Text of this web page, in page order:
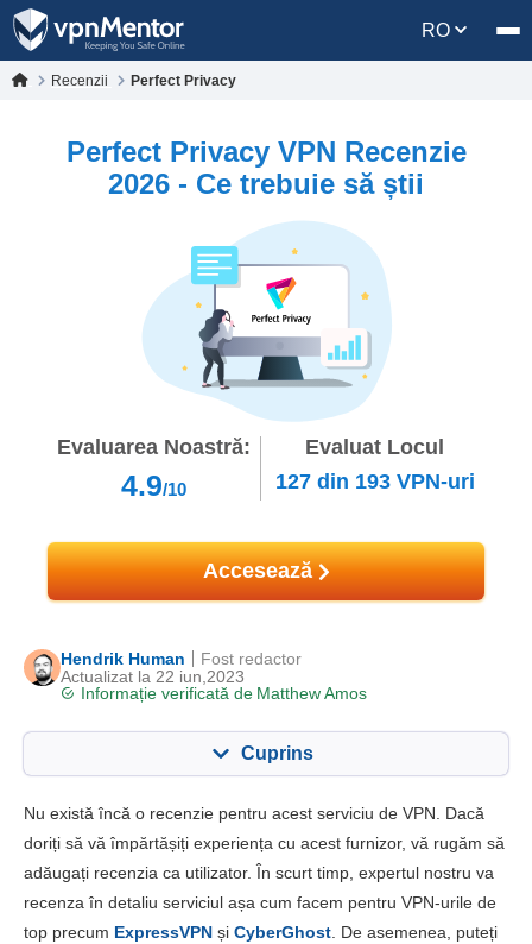
RO
Recenzii Perfect Privacy
Perfect Privacy VPN Recenzie
2026 - Ce trebuie să știi
Evaluarea Noastră:
4.9/10
Evaluat Locul
127 din 193VPN-uri
Accesează
Hendrik Human
Actualizat la 22 iun,2023
Informație verificată de Matthew Amos
Fost redactor
Cuprins
Caracteristici cheie 6.0
Instalare și aplicații 5.0
Nu există încă o recenzie pentru acest serviciu de VPN. Dacă
doriți să vă împărtășiți experiența cu acest furnizor, vă rugăm să
adăugați recenzia ca utilizator. În scurt timp, expertul nostru va
recenza în detaliu serviciul așa cum facem pentru VPN-urile de
top precum ExpressVPN și CyberGhost. De asemenea, puteți